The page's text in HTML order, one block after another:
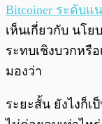
Bitcoiner ระดับแ
เห็นเกี่ยวกับ นโ
ระทบเชิงบวกหรื
มองว่า
ระยะสั้น ยังไงก็เ